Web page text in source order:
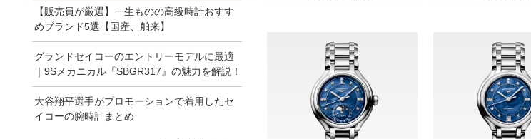
【販売員が厳選】一生ものの高級時計おすす
めブランド5選【国産、舶来】
グランドセイコーのエントリーモデルに最適
｜9Sメカニカル『SBGR317』の魅力を解説！
大谷翔平選手がプロモーションで着用したセ
イコーの腕時計まとめ